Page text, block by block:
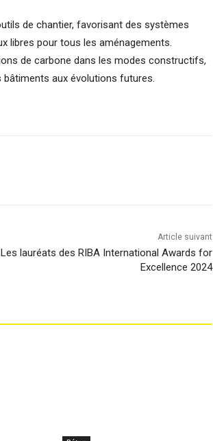
de chantier, favorisant des systèmes
libres pour tous les aménagements.
de carbone dans les modes constructifs,
aux évolutions futures.
Article suivant
Les lauréats des RIBA International Awards for
Excellence 2024